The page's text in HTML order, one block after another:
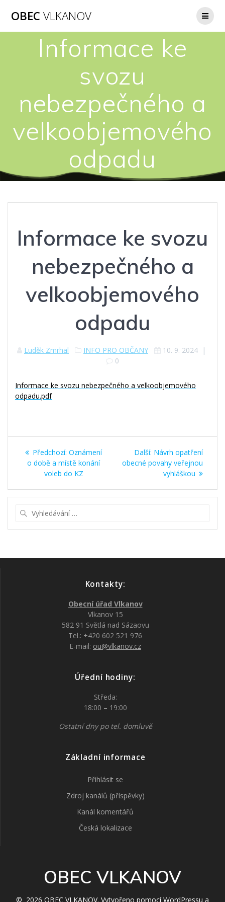
OBEC VLKANOV
Informace ke
svozu
nebezpečného a
velkoobjemového
odpadu
Informace ke svozu
nebezpečného a
velkoobjemového
odpadu
Luděk Zmrhal INFO PRO OBČANY 10. 9. 2024 |
0
Informace ke svozu nebezpečného a velkoobjemového
odpadu.pdf
Navigace
pro
příspěvek
Předchozí: Předchozí
příspěvek:
Oznámení
o době a místě konání
voleb do KZ
Další: Další
příspěvek:
Návrh opatření
obecné povahy veřejnou
vyhláškou
Kontakty:
Obecní úřad Vlkanov
Vlkanov 15
582 91 Světlá nad Sázaovu
Tel.: +420 602 521 976
E-mail: ou@vlkanov.cz
Úřední hodiny:
Středa:
18:00 – 19:00
Ostatní dny po tel. domluvě
Základní informace
Přihlásit se
Zdroj kanálů (příspěvky)
Kanál komentářů
Česká lokalizace
OBEC VLKANOV
© 2026 OBEC VLKANOV. Vytvořeno pomocí WordPressu a